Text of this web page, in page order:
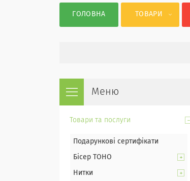
ГОЛОВНА ТОВАРИ
Товари та послуги
Подарункові сертифікати
Бісер TOHO
Нитки